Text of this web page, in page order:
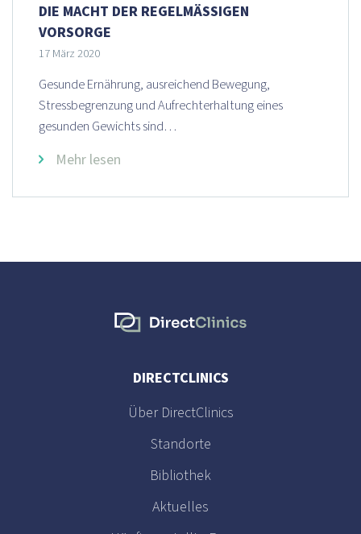
DIE MACHT DER REGELMÄSSIGEN V
ORSORGE
17 März 2020
Gesunde Ernährung, ausreichend Bewegung,
Stressbegrenzung und Aufrechterhaltung eines
gesunden Gewichts sind…
Mehr lesen
DIRECTCLINICS
Über DirectClinics
Standorte
Bibliothek
Aktuelles